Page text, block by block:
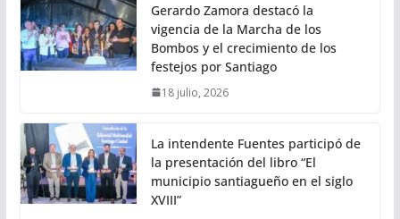
Gerardo Zamora destacó la
vigencia de la Marcha de los
Bombos y el crecimiento de los
festejos por Santiago
18 julio, 2026
La intendente Fuentes participó de
la presentación del libro “El
municipio santiagueño en el siglo
XVIII”